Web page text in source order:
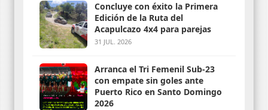
Concluye con éxito la Primera
Edición de la Ruta del
Acapulcazo 4x4 para parejas
31 JUL. 2026
Arranca el Tri Femenil Sub-23
con empate sin goles ante
Puerto Rico en Santo Domingo
2026